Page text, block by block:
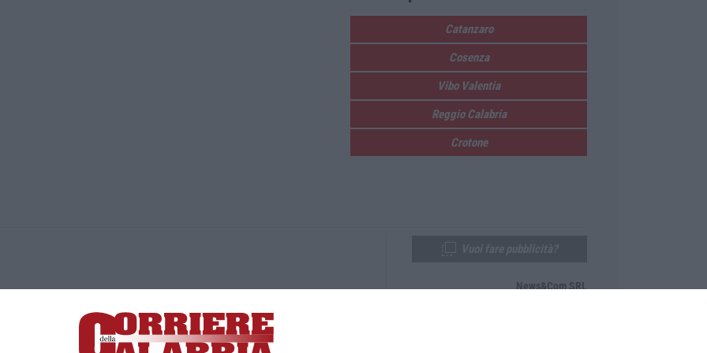
Catanzaro
Cosenza
Vibo Valentia
Reggio Calabria
Crotone
Lamezia Terme (CZ)
responsabile Paola Militano |Privacy
News&Com SRL